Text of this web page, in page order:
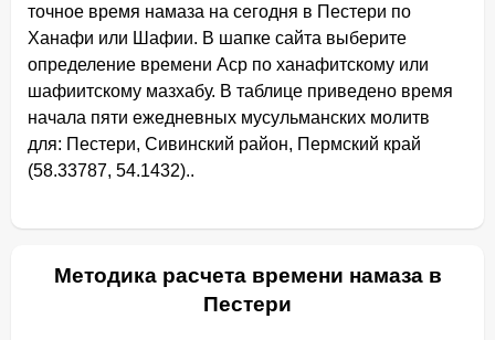
точное время намаза на сегодня в Пестери по
Ханафи или Шафии. В шапке сайта выберите
определение времени Аср по ханафитскому или
шафиитскому мазхабу. В таблице приведено время
начала пяти ежедневных мусульманских молитв
для: Пестери, Сивинский район, Пермский край
(58.33787, 54.1432)..
Методика расчета времени намаза в
Пестери